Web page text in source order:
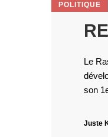
POLITIQUE
Le
son
Juste